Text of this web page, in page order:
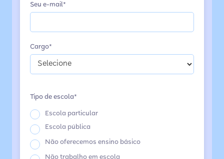
Seu e-mail*
Cargo*
Tipo de escola*
Escola particular
Escola pública
Não oferecemos ensino básico